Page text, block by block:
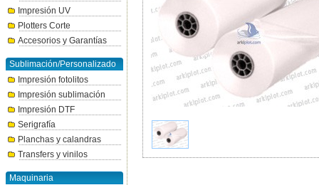
Impresión UV
Plotters Corte
Accesorios y Garantías
Sublimación/Personalizado
Impresión fotolitos
Impresión sublimación
Impresión DTF
Serigrafía
Planchas y calandras
Transfers y vinilos
Maquinaria